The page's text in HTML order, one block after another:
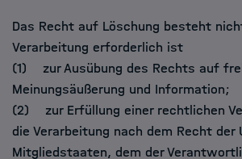
Das Recht auf Löschung besteht
Verarbeitung erforderlich ist
(1) zur Ausübung des Rechts auf
Meinungsäußerung und Information;
(2) zur Erfüllung einer rechtlichen
die Verarbeitung nach dem Recht der
Mitgliedstaaten, dem der